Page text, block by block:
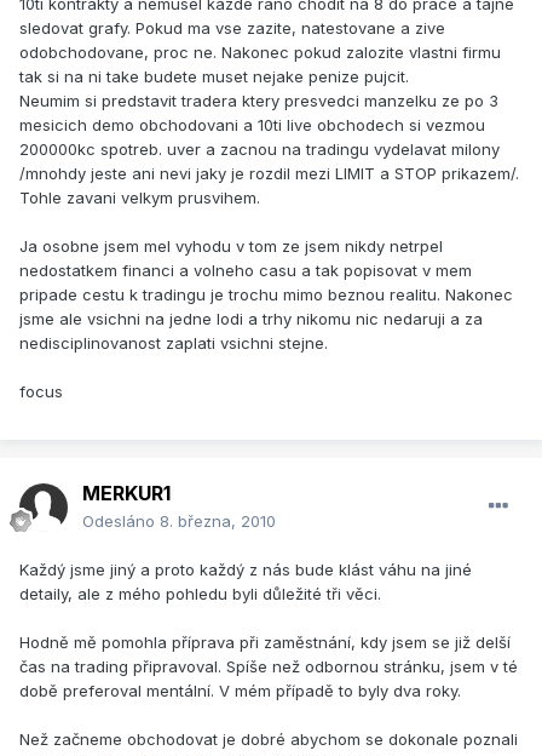
10ti kontrakty a nemusel kazde rano chodit na 8 do prace a tajne
sledovat grafy. Pokud ma vse zazite, natestovane a zive
odobchodovane, proc ne. Nakonec pokud zalozite vlastni firmu
tak si na ni take budete muset nejake penize pujcit.
Neumim si predstavit tradera ktery presvedci manzelku ze po 3
mesicich demo obchodovani a 10ti live obchodech si vezmou
200000kc spotreb. uver a zacnou na tradingu vydelavat milony
/mnohdy jeste ani nevi jaky je rozdil mezi LIMIT a STOP prikazem/.
Tohle zavani velkym prusvihem.
Ja osobne jsem mel vyhodu v tom ze jsem nikdy netrpel
nedostatkem financi a volneho casu a tak popisovat v mem
pripade cestu k tradingu je trochu mimo beznou realitu. Nakonec
jsme ale vsichni na jedne lodi a trhy nikomu nic nedaruji a za
nedisciplinovanost zaplati vsichni stejne.
focus
MERKUR1
Odesláno 8. března, 2010
Každý jsme jiný a proto každý z nás bude klást váhu na jiné
detaily, ale z mého pohledu byli důležité tři věci.
Hodně mě pomohla příprava při zaměstnání, kdy jsem se již delší
čas na trading připravoval. Spíše než odbornou stránku, jsem v té
době preferoval mentální. V mém případě to byly dva roky.
Než začneme obchodovat je dobré abychom se dokonale poznali